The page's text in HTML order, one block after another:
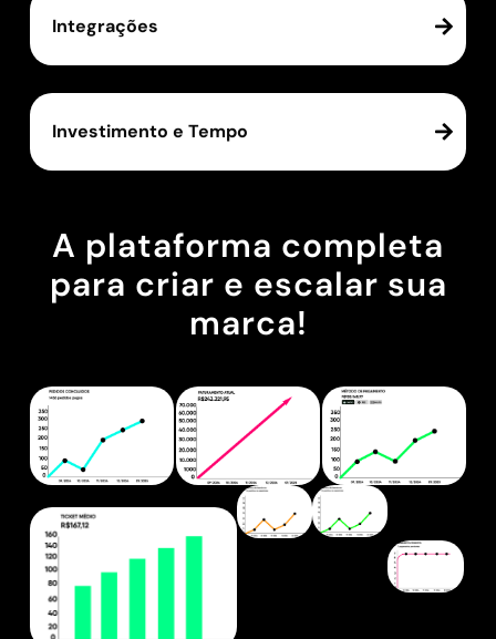
Integrações
Investimento e Tempo
A plataforma completa
para criar e escalar sua
marca!